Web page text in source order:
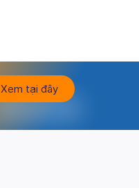
Xem tại đây